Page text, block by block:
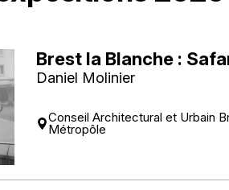
Brest la Blanche :
Daniel Molinier
Conseil Architectural et Urbain
Métropôle